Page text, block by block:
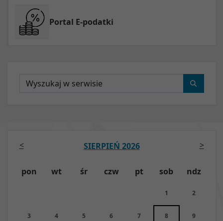
Portal E-podatki
Wyszukaj
SIERPIEŃ 2026
pon wt śr czw pt sob ndz
1 2
3 4 5 6 7 8 9
< >